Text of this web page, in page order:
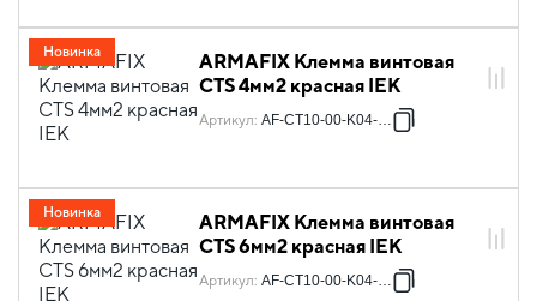
ARMAFIX Клемма винтовая
CTS 4мм2 красная IEK
Артикул: AF-CT10-00-K04-004
Новинка
ARMAFIX Клемма винтовая
CTS 6мм2 красная IEK
Артикул: AF-CT10-00-K04-006
Новинка